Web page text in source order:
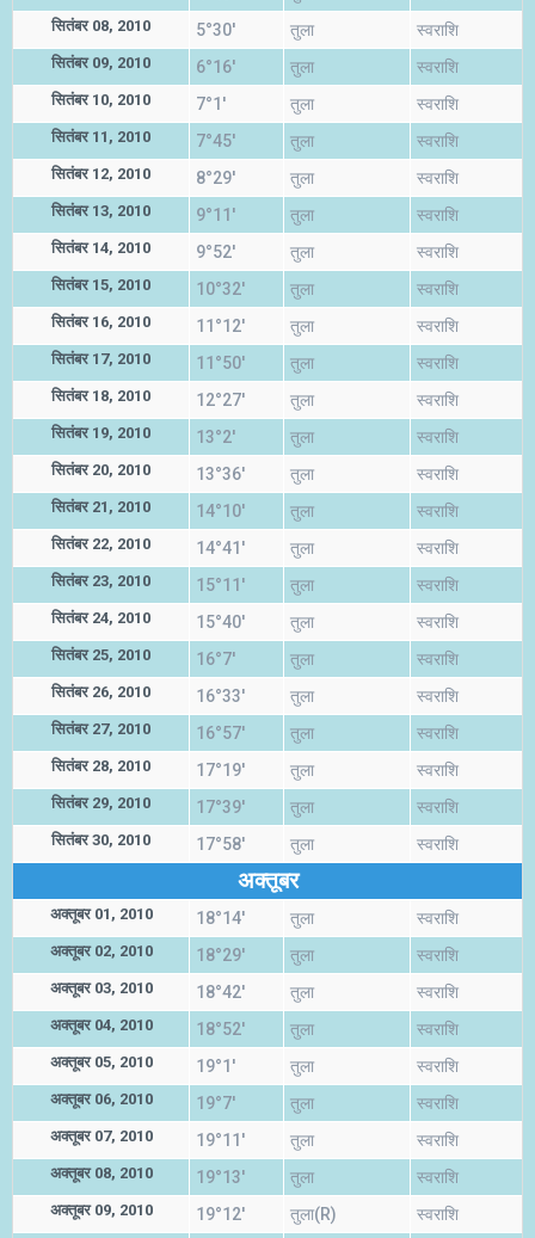
सितंबर 08, 2010 5°30' तुला स्वराशि
सितंबर 09, 2010 6°16' तुला स्वराशि
सितंबर 10, 2010 7°1' तुला स्वराशि
सितंबर 11, 2010 7°45' तुला स्वराशि
सितंबर 12, 2010 8°29' तुला स्वराशि
सितंबर 13, 2010 9°11' तुला स्वराशि
सितंबर 14, 2010 9°52' तुला स्वराशि
सितंबर 15, 2010 10°32' तुला स्वराशि
सितंबर 16, 2010 11°12' तुला स्वराशि
सितंबर 17, 2010 11°50' तुला स्वराशि
सितंबर 18, 2010 12°27' तुला स्वराशि
सितंबर 19, 2010 13°2' तुला स्वराशि
सितंबर 20, 2010 13°36' तुला स्वराशि
सितंबर 21, 2010 14°10' तुला स्वराशि
सितंबर 22, 2010 14°41' तुला स्वराशि
सितंबर 23, 2010 15°11' तुला स्वराशि
सितंबर 24, 2010 15°40' तुला स्वराशि
सितंबर 25, 2010 16°7' तुला स्वराशि
सितंबर 26, 2010 16°33' तुला स्वराशि
सितंबर 27, 2010 16°57' तुला स्वराशि
सितंबर 28, 2010 17°19' तुला स्वराशि
सितंबर 29, 2010 17°39' तुला स्वराशि
सितंबर 30, 2010 17°58' तुला स्वराशि
अक्तूबर
अक्तूबर 01, 2010 18°14' तुला स्वराशि
अक्तूबर 02, 2010 18°29' तुला स्वराशि
अक्तूबर 03, 2010 18°42' तुला स्वराशि
अक्तूबर 04, 2010 18°52' तुला स्वराशि
अक्तूबर 05, 2010 19°1' तुला स्वराशि
अक्तूबर 06, 2010 19°7' तुला स्वराशि
अक्तूबर 07, 2010 19°11' तुला स्वराशि
अक्तूबर 08, 2010 19°13' तुला स्वराशि
अक्तूबर 09, 2010 19°12' तुला(R) स्वराशि